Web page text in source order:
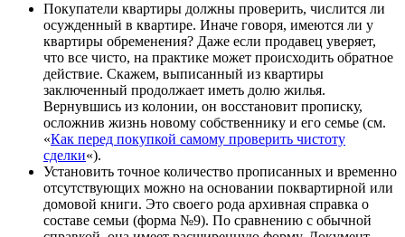
Покупатели квартиры должны проверить, числится ли
осужденный в квартире. Иначе говоря, имеются ли у
квартиры обременения? Даже если продавец уверяет,
что все чисто, на практике может происходить обратное
действие. Скажем, выписанный из квартиры
заключенный продолжает иметь долю жилья.
Вернувшись из колонии, он восстановит прописку,
осложнив жизнь новому собственнику и его семье (см.
«Как перед покупкой самому проверить чистоту
сделки«).
Установить точное количество прописанных и временно
отсутствующих можно на основании поквартирной или
домовой книги. Это своего рода архивная справка о
составе семьи (форма №9). По сравнению с обычной